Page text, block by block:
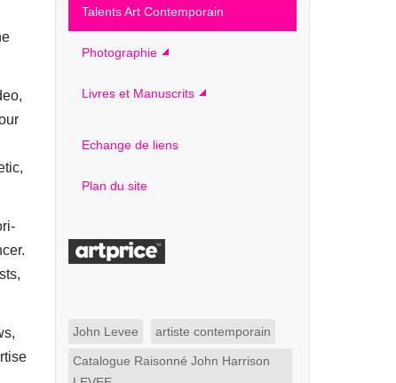
Talents Art Contemporain
Photographie
Livres et Manuscrits
Echange de liens
Plan du site
John Levee artiste contemporain
Catalogue Raisonné John Harrison